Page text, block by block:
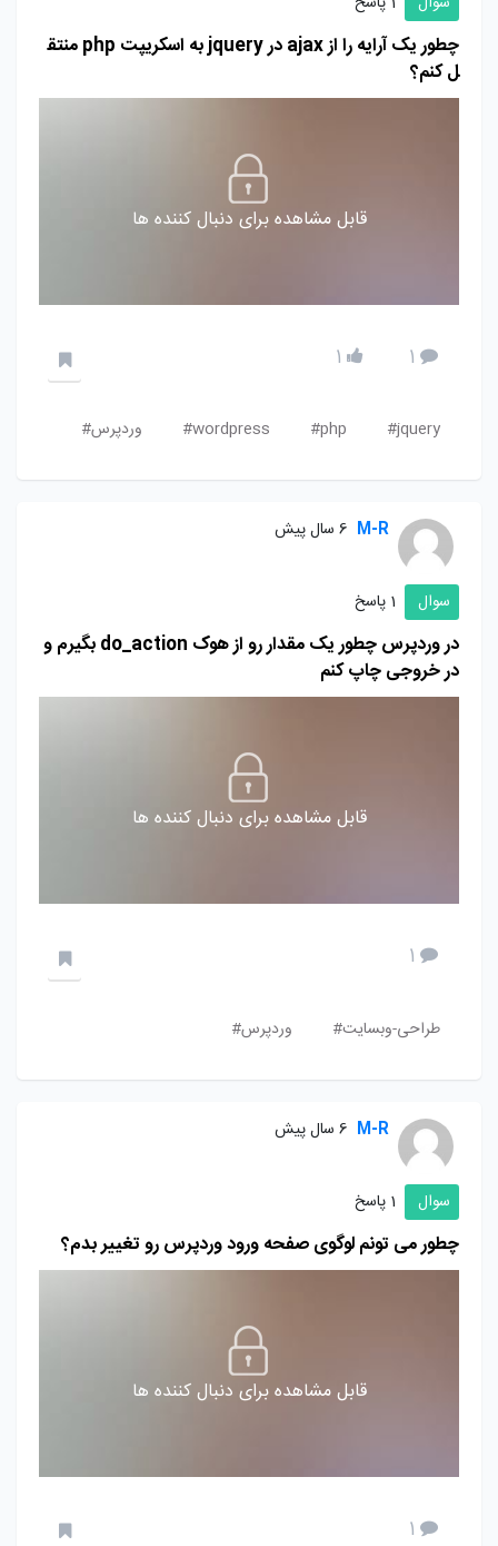
چطور یک آرایه را از ajax در jquery به اسکریپت php منتق
ل کنم؟
قابل مشاهده برای دنبال کننده ها
1
1
jquery#
php#
wordpress# وردپرس#
M-R 6 سال پیش
سوال 1 پاسخ
در وردپرس چطور یک مقدار رو از هوک do_action بگیرم و
در خروجی چاپ کنم
قابل مشاهده برای دنبال کننده ها
1
طراحی-وبسایت# وردپرس#
M-R 6 سال پیش
سوال 1 پاسخ
چطور می تونم لوگوی صفحه ورود وردپرس رو تغییر بدم؟
قابل مشاهده برای دنبال کننده ها
1